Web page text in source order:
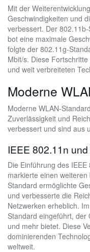
Mit der
Geschwindigkeiten und
verbessert. Der
bot eine maximale
folgte der 802.11g-
Mbit/s. Diese
und weit verbreiteten
Moderne
Moderne WLAN-
Zuverlässigkeit und
verbessert und sind aus
IEEE 802.11n
Die Einführung des
markierte einen
Standard ermöglichte
und verbesserte die
Netzwerken erheblich.
Standard eingeführt, der
und mehr bietet. Diese
dominierenden
weltweit.